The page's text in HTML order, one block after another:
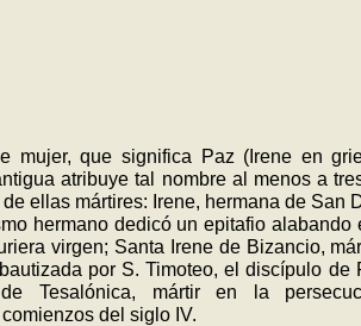
mujer, que significa Paz (Irene en
atribuye tal nombre al menos a
ellas mártires: Irene, hermana de San
hermano dedicó un epitafio alabando
virgen; Santa Irene de Bizancio,
por S. Timoteo, el discípulo de
Tesalónica, mártir en la
del siglo IV.